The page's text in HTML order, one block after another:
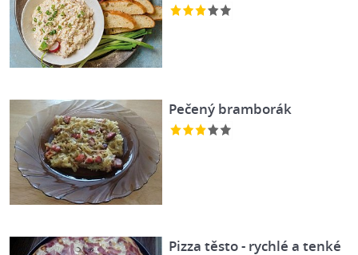
Pečený bramborák
Pizza těsto - rychlé a tenké